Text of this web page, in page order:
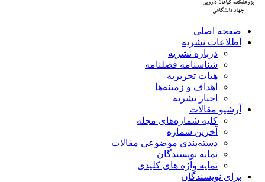
صفحه اصلی
اطلاعات نشریه
درباره نشریه
شناسنامه فصلنامه
هیات تحریریه
اهداف و زمینه‌ها
اخبار نشریه
آرشیو مقالات
کلیه شماره‌های مجله
آخرین شماره
دسته‌بندی موضوعی مقالات
نمایه نویسندگان
نمایه واژه های کلیدی
برای نویسندگان